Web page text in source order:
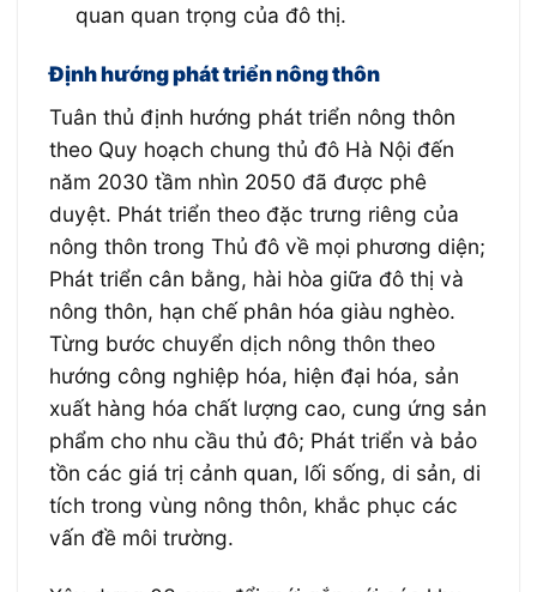
quan quan trọng của đô thị.
Định hướng phát triển nông thôn
Tuân thủ định hướng phát triển nông thôn
theo Quy hoạch chung thủ đô Hà Nội đến
năm 2030 tầm nhìn 2050 đã được phê
duyệt. Phát triển theo đặc trưng riêng của
nông thôn trong Thủ đô về mọi phương diện;
Phát triển cân bằng, hài hòa giữa đô thị và
nông thôn, hạn chế phân hóa giàu nghèo.
Từng bước chuyển dịch nông thôn theo
hướng công nghiệp hóa, hiện đại hóa, sản
xuất hàng hóa chất lượng cao, cung ứng sản
phẩm cho nhu cầu thủ đô; Phát triển và bảo
tồn các giá trị cảnh quan, lối sống, di sản, di
tích trong vùng nông thôn, khắc phục các
vấn đề môi trường.